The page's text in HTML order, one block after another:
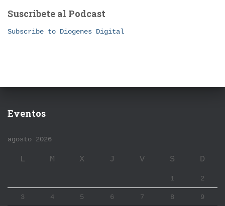
Suscribete al Podcast
Subscribe to Diogenes Digital
Eventos
agosto 2026
L M X J V S D
1 2
3 4 5 6 7 8 9